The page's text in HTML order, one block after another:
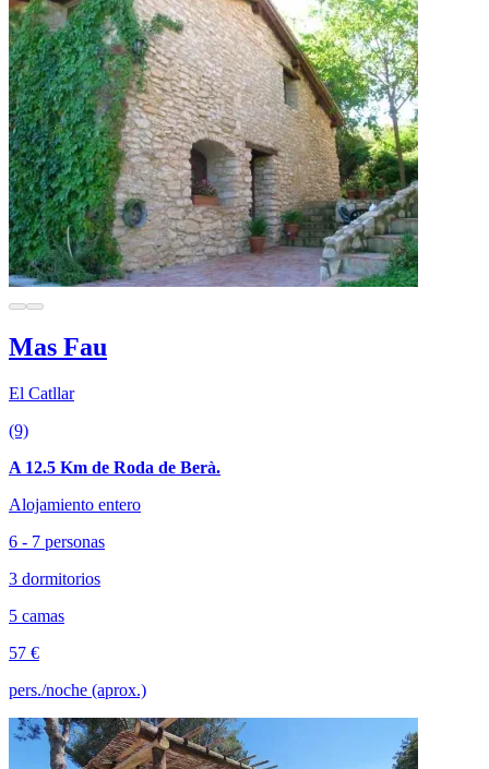
Mas Fau
El Catllar
(9)
A 12.5 Km de Roda de Berà.
Alojamiento entero
6 - 7 personas
3 dormitorios
5 camas
57 €
pers./noche (aprox.)